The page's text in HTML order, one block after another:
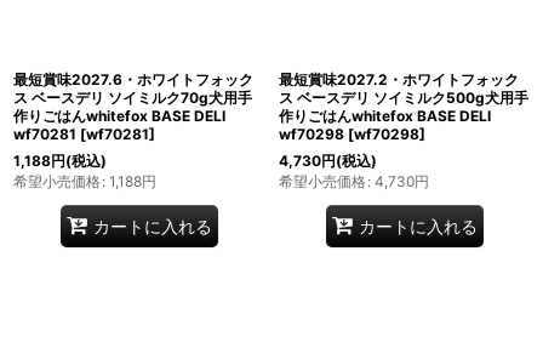
最短賞味2027.6・ホワイトフォック
ス ベースデリ ソイミルク70g犬用手
作りごはんwhitefox BASE DELI
wf70281 [wf70281]
1,188円(税込)
希望小売価格: 1,188円
カートに入れる
最短賞味2027.2・ホワイトフォック
ス ベースデリ ソイミルク500g犬用手
作りごはんwhitefox BASE DELI
wf70298 [wf70298]
4,730円(税込)
希望小売価格: 4,730円
カートに入れる